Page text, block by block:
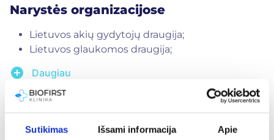
Sutikimas Išsami informacija Apie
mikrochirurgė, Alytaus apsk. S. Kudirkos
ligoninė, Alytus;
2001-2018 m. – Gydytoja oftalmologė, Akių ligų
Narystės organizacijose
Lietuvos akių gydytojų draugija;
Lietuvos glaukomos draugija;
Licencijuota oftalmologė Didžiojoje Britanijoje.
add_circle Daugiau
Licencija
MPL-08151 (gydytojas oftalmologas).